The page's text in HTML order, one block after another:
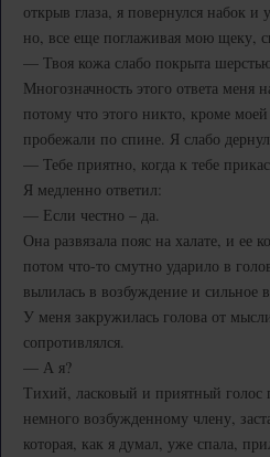
открыв глаза, я повернулся набок
но, все еще поглаживая мою щеку,
— Твоя кожа слабо покрыта
Многозначность этого ответа
потому что этого никто, кроме
пробежали по спине. Я слабо
— Тебе приятно, когда к тебе
Я медленно ответил:
— Если честно – да.
Она развязала пояс на халате, и ее
потом что-то смутно ударило в
вылилась в возбуждение и сильное
У меня закружилась голова от
сопротивлялся.
— А я?
Тихий, ласковый и приятный
немного возбужденному члену,
которая, как я думал, уже спала,